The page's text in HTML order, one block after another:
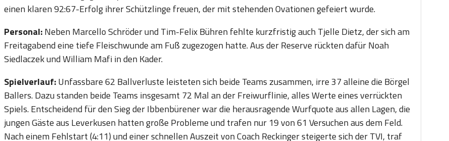
einen klaren 92:67-Erfolg ihrer Schützlinge freuen, der mit stehenden Ovationen gefeiert wurde.
Personal:Neben Marcello Schröder und Tim-Felix Bühren fehlte kurzfristig auch Tjelle Dietz, der sich am
Freitagabend eine tiefe Fleischwunde am Fuß zugezogen hatte. Aus der Reserve rückten dafür Noah
Siedlaczek und William Mafi in den Kader.
Spielverlauf:Unfassbare 62 Ballverluste leisteten sich beide Teams zusammen, irre 37 alleine die Börgel
Ballers. Dazu standen beide Teams insgesamt 72 Mal an der Freiwurflinie, alles Werte eines verrückten
Spiels. Entscheidend für den Sieg der Ibbenbürener war die herausragende Wurfquote aus allen Lagen, die
jungen Gäste aus Leverkusen hatten große Probleme und trafen nur 19 von 61 Versuchen aus dem Feld.
Nach einem Fehlstart (4:11) und einer schnellen Auszeit von Coach Reckinger steigerte sich der TVI, traf